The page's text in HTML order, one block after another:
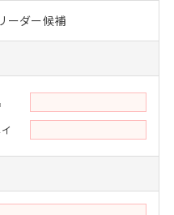
ーダー候補